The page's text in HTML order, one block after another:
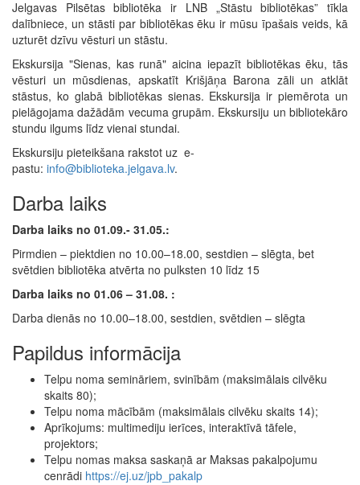
Jelgavas Pilsētas bibliotēka ir LNB „Stāstu bibliotēkas” tīkla
dalībniece, un stāsti par bibliotēkas ēku ir mūsu īpašais veids, kā
uzturēt dzīvu vēsturi un stāstu.
Ekskursija "Sienas, kas runā" aicina iepazīt bibliotēkas ēku, tās
vēsturi un mūsdienas, apskatīt Krišjāņa Barona zāli un atklāt
stāstus, ko glabā bibliotēkas sienas. Ekskursija ir piemērota un
pielāgojama dažādām vecuma grupām. Ekskursiju un bibliotekāro
stundu ilgums līdz vienai stundai.
Ekskursiju pieteikšana rakstot uz e-
pastu: info@biblioteka.jelgava.lv.
Darba laiks
Darba laiks no 01.09.- 31.05.:
Pirmdien – piektdien no 10.00–18.00, sestdien – slēgta, bet
svētdien bibliotēka atvērta no pulksten 10 līdz 15
Darba laiks no 01.06 – 31.08. :
Darba dienās no 10.00–18.00, sestdien, svētdien – slēgta
Papildus informācija
Telpu noma semināriem, svinībām (maksimālais cilvēku
skaits 80);
Telpu noma mācībām (maksimālais cilvēku skaits 14);
Aprīkojums: multimediju ierīces, interaktīvā tāfele,
projektors;
Telpu nomas maksa saskaņā ar Maksas pakalpojumu
cenrādi https://ej.uz/jpb_pakalp